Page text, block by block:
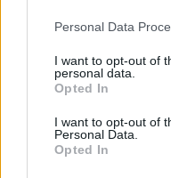
Please note that this
not limited to your visit
grant or deny consent to
use your data for below
consent section.
Personal Data
I want to opt-out of
personal data.
Opted In
I want to opt-out of
Personal Data.
Opted In
Και η αρχική συμφωνία
https://www.gao.gov/
Τίποτα το περίεργο εκ
Είναι μια συμφωνία που
που περιλαμβάνει
κτλ με σαφή όμως αναφορά
λαμβάνω για τις δύο